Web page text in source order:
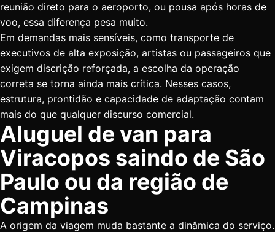
reunião direto para o aeroporto, ou pousa após horas de
voo, essa diferença pesa muito.
Em demandas mais sensíveis, como transporte de
executivos de alta exposição, artistas ou passageiros que
exigem discrição reforçada, a escolha da operação
correta se torna ainda mais crítica. Nesses casos,
estrutura, prontidão e capacidade de adaptação contam
mais do que qualquer discurso comercial.
Aluguel de van para
Viracopos saindo de São
Paulo ou da região de
Campinas
A origem da viagem muda bastante a dinâmica do serviço.